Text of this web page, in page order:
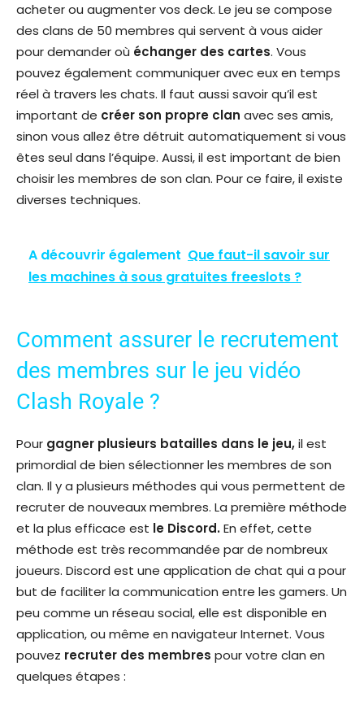
acheter ou augmenter vos deck. Le jeu se compose
des clans de 50 membres qui servent à vous aider
pour demander où échanger des cartes. Vous
pouvez également communiquer avec eux en temps
réel à travers les chats. Il faut aussi savoir qu’il est
important de créer son propre clan avec ses amis,
sinon vous allez être détruit automatiquement si vous
êtes seul dans l’équipe. Aussi, il est important de bien
choisir les membres de son clan. Pour ce faire, il existe
diverses techniques.
A découvrir également Que faut-il savoir sur
les machines à sous gratuites freeslots ?
Comment assurer le recrutement
des membres sur le jeu vidéo
Clash Royale ?
Pour gagner plusieurs batailles dans le jeu,il est
primordial de bien sélectionner les membres de son
clan. Il y a plusieurs méthodes qui vous permettent de
recruter de nouveaux membres. La première méthode
et la plus efficace est le Discord.En effet, cette
méthode est très recommandée par de nombreux
joueurs. Discord est une application de chat qui a pour
but de faciliter la communication entre les gamers. Un
peu comme un réseau social, elle est disponible en
application, ou même en navigateur Internet. Vous
pouvez recruter des membres pour votre clan en
quelques étapes :